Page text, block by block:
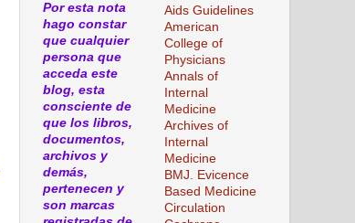
Por esta nota
hago constar
que cualquier
persona que
acceda este
blog, esta
consciente de
que los libros,
documentos,
archivos y
demás,
pertenecen y
son marcas
Aids Guidelines
American
College of
Physicians
Annals of
Internal
Medicine
Archives of
Internal
Medicine
BMJ. Evicence
Based Medicine
Circulation